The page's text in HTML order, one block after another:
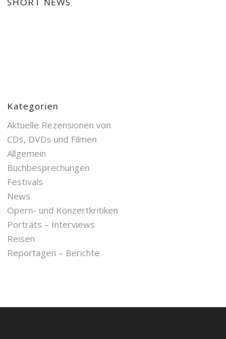
Kategorien
Aktuelle Rezensionen von
CDs, DVDs und Filmen
Allgemein
Buchbesprechungen
Festivals
News
Opern- und Konzertkritiken
Porträts – Interviews
Reisen
Reportagen – Berichte